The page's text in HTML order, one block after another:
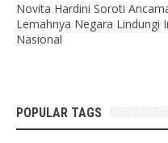
Novita Hardini Soroti
Lemahnya Negara Lindungi
Nasional
POPULAR TAGS